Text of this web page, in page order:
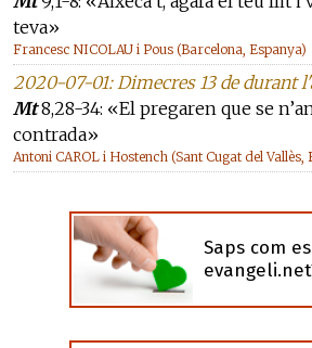
teva»
Francesc NICOLAU i Pous (Barcelona, Espanya)
2020-07-01: Dimecres 13 de durant
Mt8,28-34: «El pregaren que se
contrada»
Antoni CAROL i Hostench (Sant Cugat del Vallès,
Saps com